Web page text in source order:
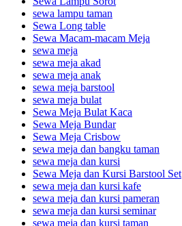
sewa lampu taman
Sewa Long table
Sewa Macam-macam Meja
sewa meja
sewa meja akad
sewa meja anak
sewa meja barstool
sewa meja bulat
Sewa Meja Bulat Kaca
Sewa Meja Bundar
Sewa Meja Crisbow
sewa meja dan bangku taman
sewa meja dan kursi
Sewa Meja dan Kursi Barstool Set
sewa meja dan kursi kafe
sewa meja dan kursi pameran
sewa meja dan kursi seminar
sewa meja dan kursi taman